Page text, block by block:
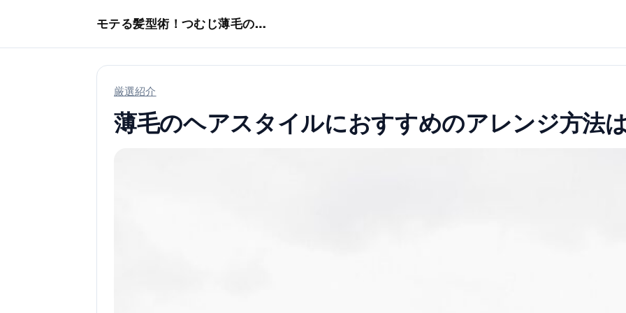
モテる髪型術！つむじ薄毛の隠し方
厳選紹介
薄毛のヘアスタイルにおすすめのアレンジ方法